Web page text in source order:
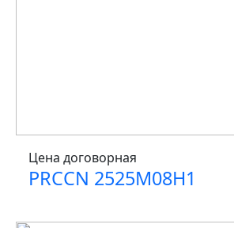
Цена договорная
PRCCN 2525M08H1